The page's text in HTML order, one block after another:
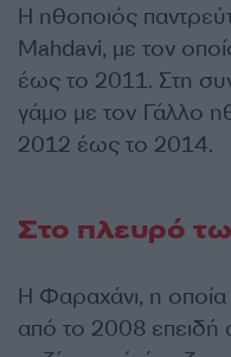
Η ηθοποιός
Mahdavi, με τον
έως το 2011. Στη
γάμο με τον Γάλλο
2012 έως το 2014.
Στο πλευρό
Η Φαραχάνι, η οποία
από το 2008 επειδή